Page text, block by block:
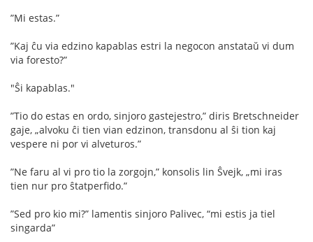
”Mi estas.”
”Kaj ĉu via edzino kapablas estri la negocon anstataŭ vi dum
via foresto?”
"Ŝi kapablas."
”Tio do estas en ordo, sinjoro gastejestro,” diris Bretschneider
gaje, „alvoku ĉi tien vian edzinon, transdonu al ŝi tion kaj
vespere ni por vi alveturos.”
”Ne faru al vi pro tio la zorgojn,” konsolis lin Ŝvejk, „mi iras
tien nur pro ŝtatperﬁdo.”
”Sed pro kio mi?” lamentis sinjoro Palivec, “mi estis ja tiel
singarda”